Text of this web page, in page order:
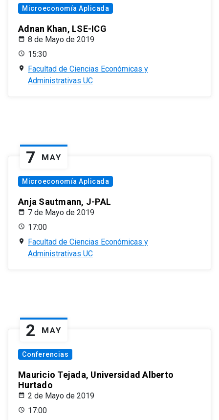
Microeconomía Aplicada
Adnan Khan, LSE-ICG
8 de Mayo de 2019
15:30
Facultad de Ciencias Económicas y
Administrativas UC
7 MAY
Microeconomía Aplicada
Anja Sautmann, J-PAL
7 de Mayo de 2019
17:00
Facultad de Ciencias Económicas y
Administrativas UC
2 MAY
Conferencias
Mauricio Tejada, Universidad Alberto
Hurtado
2 de Mayo de 2019
17:00